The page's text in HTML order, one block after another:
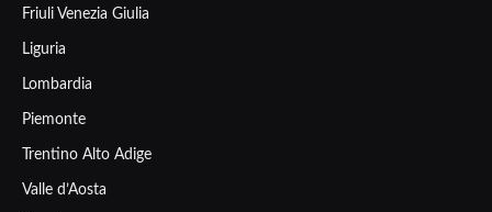
Friuli Venezia Giulia
Liguria
Lombardia
Piemonte
Trentino Alto Adige
Valle d’Aosta